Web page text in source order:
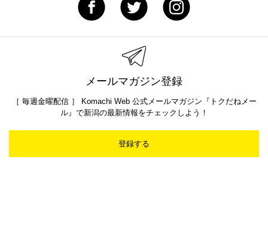
メールマガジン登録
［ 毎週金曜配信 ］ Komachi Web 公式メールマガジン『トクだねメー
ル』で新潟の最新情報をチェックしよう！
登録する